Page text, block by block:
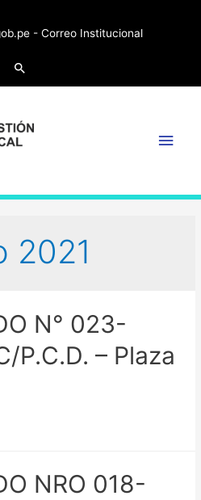
- Correo Institucional
Search
Main
2021
N° 023-
P.C.D. – Plaza
NRO 018-